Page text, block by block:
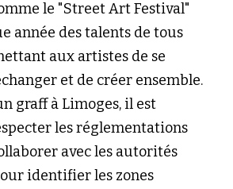
le "Street Art Festival"
année des talents de tous
aux artistes de se
et de créer ensemble.
graff à Limoges, il est
les réglementations
avec les autorités
identifier les zones